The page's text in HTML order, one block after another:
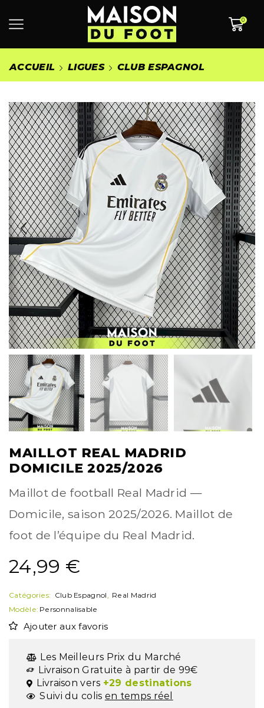
0
ACCUEIL LIGUES CLUB ESPAGNOL
MAILLOT REAL MADRID
DOMICILE 2025/2026
Maillot de football Real Madrid —
Domicile, saison 2025/2026. Maillot de
foot de l’équipe du Real Madrid.
24,99 €
Catégories: Club Espagnol, Real Madrid
Modèle: Personnalisable
Ajouter aux favoris
Les Meilleurs Prix du Marché
Livraison Gratuite à partir de 99€
Livraison vers +29 destinations
Suivi du colis en temps réel